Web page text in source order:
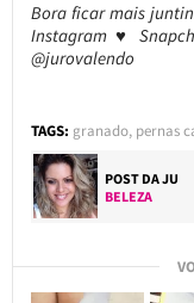
Bora ficar mais
Instagram ♥
@jurovalendo
TAGS: granado, pernas
POST DAJU
BELEZA